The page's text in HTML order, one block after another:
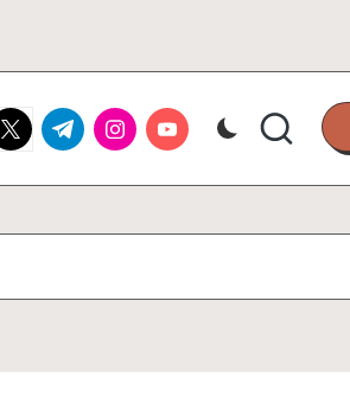
t.me instagram.com
youtube.com